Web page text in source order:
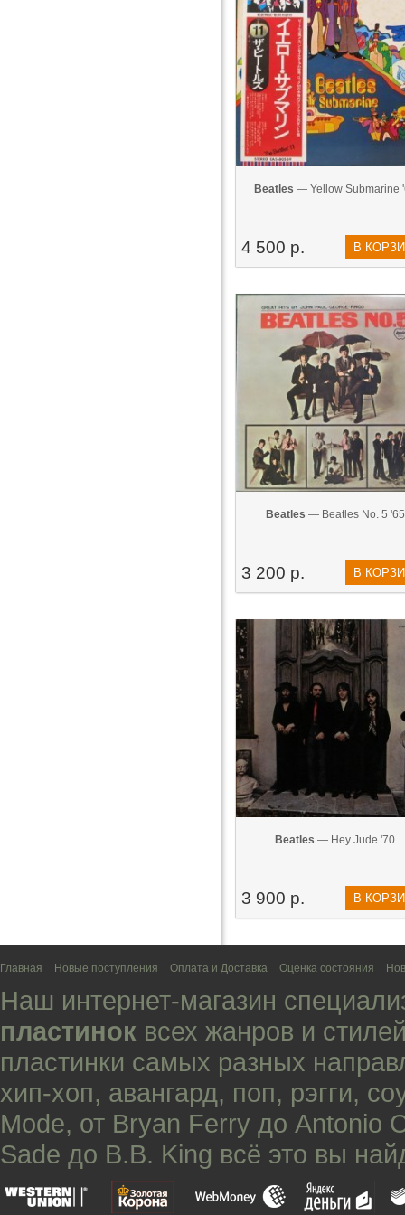
Beatles — Yellow Submarine
4 500 р. В
Beatles — Beatles No. 5 '65
3 200 р. В
Beatles — Hey Jude '70
3 900 р. В
Главная Новые поступления Оплата и Доставка Оценка состояния
Наш интернет-магазин
пластинок всех жанров и
пластинки самых разных
хип-хоп, авангард, поп, рэгги,
Mode, от Bryan Ferry до Antonio
Sade до B.B. King всё это вы